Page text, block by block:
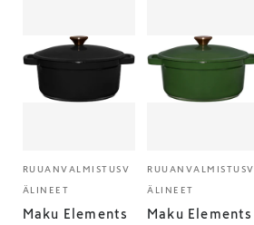
RUUANVALMISTUSV
ÄLINEET
Maku Elements
RUUANVALMISTUSV
ÄLINEET
Maku Elements